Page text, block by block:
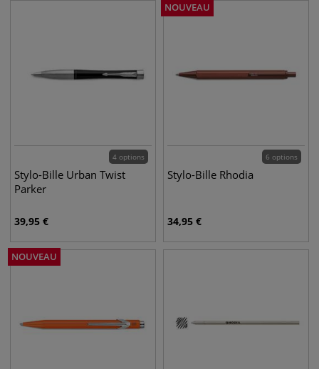
4 options
Stylo-Bille Urban Twist
Parker
39,95 €
NOUVEAU
6 options
Stylo-Bille Rhodia
34,95 €
NOUVEAU